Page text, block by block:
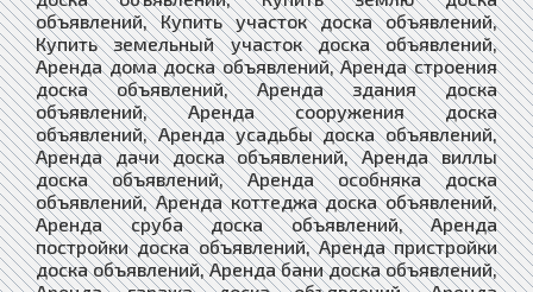
объявлений, Купить участок доска объявлений,
Купить земельный участок доска объявлений,
Аренда дома доска объявлений, Аренда строения
доска объявлений, Аренда здания доска
объявлений, Аренда сооружения доска
объявлений, Аренда усадьбы доска объявлений,
Аренда дачи доска объявлений, Аренда виллы
доска объявлений, Аренда особняка доска
объявлений, Аренда коттеджа доска объявлений,
Аренда сруба доска объявлений, Аренда
постройки доска объявлений, Аренда пристройки
доска объявлений, Аренда бани доска объявлений,